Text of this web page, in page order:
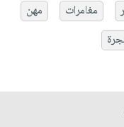
مغامرات
مهن